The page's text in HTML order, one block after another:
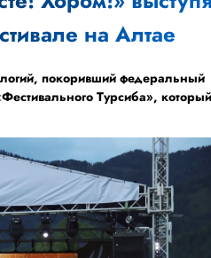
на Алтае
покоривший федеральный
Турсиба»,